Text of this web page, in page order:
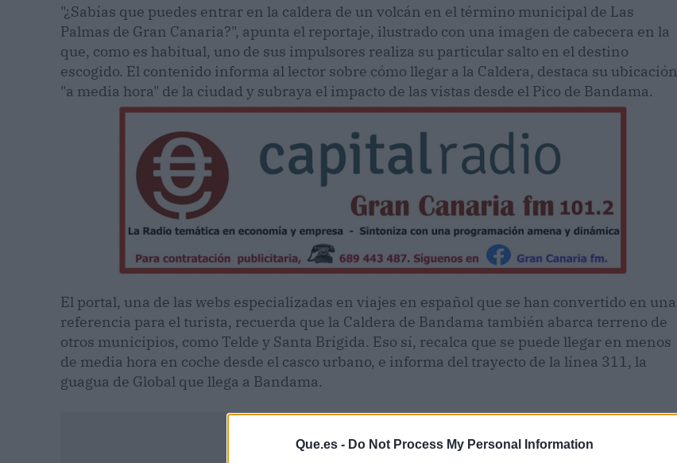
Que.es - Do Not Process My Personal Information
"¿Sabías que puedes entrar en la caldera de un volcán en el término municipal de Las
Palmas de Gran Canaria?", apunta el reportaje, ilustrado con una imagen de cabecera en la
que, como es habitual, uno de sus impulsores realiza su particular salto en el destino
escogido. El contenido informa al lector sobre cómo llegar a la Caldera, destaca su ubicación
"a media hora" de la ciudad y subraya el impacto de las vistas desde el Pico de Bandama.
El portal, una de las webs especializadas en viajes en español que se han convertido en una
referencia para el turista, recuerda que la Caldera de Bandama también abarca terreno de
otros municipios, como Telde y Santa Brígida. Eso sí, recalca que se puede llegar en menos
de media hora en coche desde el casco urbano, e informa del trayecto de la línea 311, la
guagua de Global que llega a Bandama.